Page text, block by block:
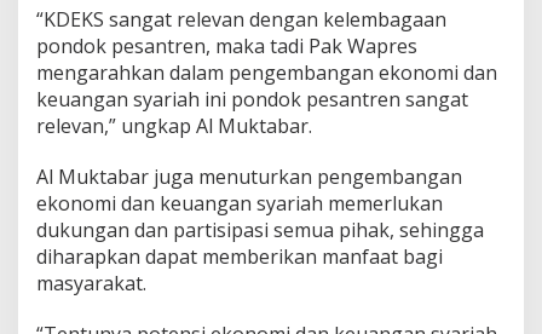
M
s
y
a
r
a
k
a
t
K
e
“KDEKS sangat relevan dengan kelembagaan
pondok pesantren, maka tadi Pak Wapres
mengarahkan dalam pengembangan ekonomi dan
keuangan syariah ini pondok pesantren sangat
relevan,” ungkap Al Muktabar.
Al Muktabar juga menuturkan pengembangan
ekonomi dan keuangan syariah memerlukan
dukungan dan partisipasi semua pihak, sehingga
diharapkan dapat memberikan manfaat bagi
masyarakat.